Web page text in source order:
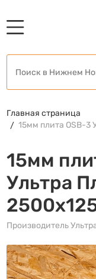
Главная страница
15мм плита OSB-3
15мм
Ультра
Производитель